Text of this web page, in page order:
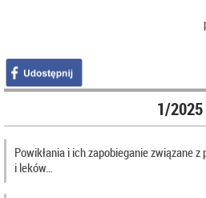
1/2025
Powikłania i ich zapobieganie związane
i leków…